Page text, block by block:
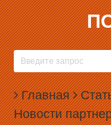
Главная
Новости
19.11.2018, 14:15
ВЫСОКИНСКИЙ
ВМЕСТЕ С
Власти
Это позволит им